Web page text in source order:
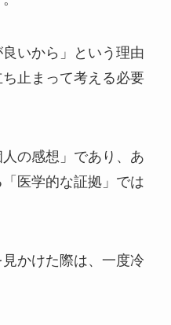
いから」という理由
止まって考える必要
の感想」であり、あ
医学的な証拠」では
かけた際は、一度冷